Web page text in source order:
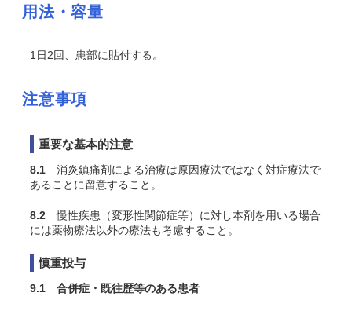
用法・容量
1日2回、患部に貼付する。
注意事項
重要な基本的注意
8.1 消炎鎮痛剤による治療は原因療法ではなく対症療法で
あることに留意すること。
8.2 慢性疾患（変形性関節症等）に対し本剤を用いる場合
には薬物療法以外の療法も考慮すること。
慎重投与
9.1 合併症・既往歴等のある患者